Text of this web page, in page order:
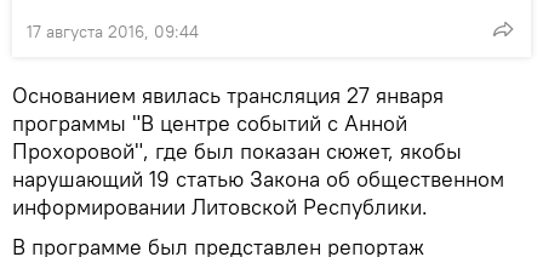
17 августа 2016, 09:44
Основанием явилась трансляция 27 января
программы "В центре событий с Анной
Прохоровой", где был показан сюжет, якобы
нарушающий 19 статью Закона об общественном
информировании Литовской Республики.
В программе был представлен репортаж